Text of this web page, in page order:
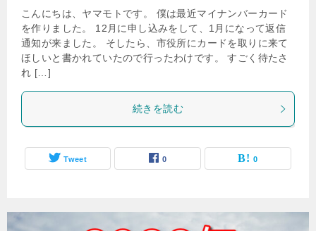
こんにちは、ヤマモトです。 僕は最近マイナンバーカード
を作りました。 12月に申し込みをして、1月になって返信
通知が来ました。 そしたら、市役所にカードを取りに来て
ほしいと書かれていたので行ったわけです。 すごく待たさ
れ […]
続きを読む
Tweet 0 0